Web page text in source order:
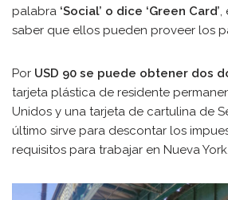
palabra ‘Social’ o dice ‘Green Card’,
saber que ellos pueden proveer los
Por USD 90 se puede obtener dos
tarjeta plástica de residente
Unidos y una tarjeta de cartulina de
último sirve para descontar los
requisitos para trabajar en Nueva York.